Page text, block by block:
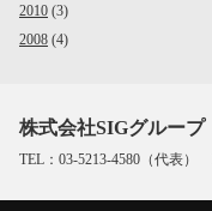
2010 (3)
2008 (4)
株式会社SIGグループ
TEL：03-5213-4580（代表）